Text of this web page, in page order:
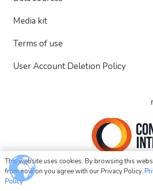
Media kit
Terms of use
User Account Deletion Policy
This website uses cookies. By browsing this
from now on you agree with our Privacy Policy.
Policy